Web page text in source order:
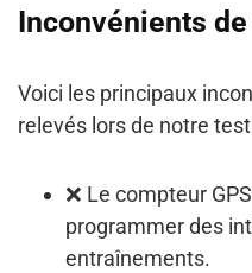
Inconvénients
Voici les principaux
relevés lors de notre
❌ Le compteur
programmer des
entraînements.